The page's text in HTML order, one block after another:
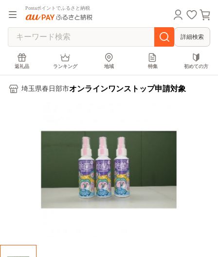
Pontaポイントでふるさと納税
詳細検索
返礼品 ランキング 地域 特集 初めての方
埼玉県春日部市オンラインワンストップ申請対象